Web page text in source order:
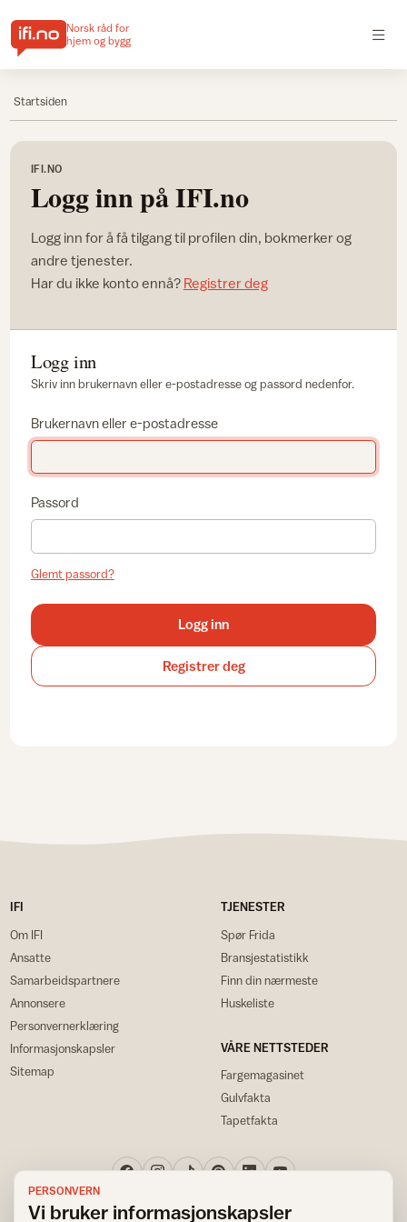
Norsk råd for
hjem og bygg
Startsiden
IFI.NO
Logg inn på IFI.no
Logg inn for å få tilgang til profilen din, bokmerker og
andre tjenester.
Har du ikke konto ennå? Registrer deg
Logg inn
Skriv inn brukernavn eller e-postadresse og passord nedenfor.
Brukernavn eller e-postadresse
Passord
Glemt passord?
Logg inn
Registrer deg
IFI
Om IFI
Ansatte
Samarbeidspartnere
Annonsere
Personvernerklæring
Informasjonskapsler
Sitemap
TJENESTER
Spør Frida
Bransjestatistikk
Finn din nærmeste
Huskeliste
VÅRE NETTSTEDER
Fargemagasinet
Gulvfakta
Tapetfakta
PERSONVERN
Vi bruker informasjonskapsler